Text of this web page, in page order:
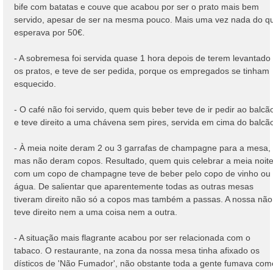
bife com batatas e couve que acabou por ser o prato mais bem
servido, apesar de ser na mesma pouco. Mais uma vez nada do
esperava por 50€.
- A sobremesa foi servida quase 1 hora depois de terem levantado
os pratos, e teve de ser pedida, porque os empregados se tinham
esquecido.
- O café não foi servido, quem quis beber teve de ir pedir ao
e teve direito a uma chávena sem pires, servida em cima do
- À meia noite deram 2 ou 3 garrafas de champagne para a mesa,
mas não deram copos. Resultado, quem quis celebrar a meia noite
com um copo de champagne teve de beber pelo copo de vinho ou
água. De salientar que aparentemente todas as outras mesas
tiveram direito não só a copos mas também a passas. A nossa não
teve direito nem a uma coisa nem a outra.
- A situação mais flagrante acabou por ser relacionada com o
tabaco. O restaurante, na zona da nossa mesa tinha afixado os
dísticos de 'Não Fumador', não obstante toda a gente fumava